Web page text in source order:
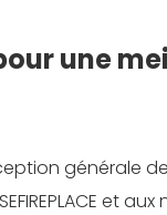
une
générale
et